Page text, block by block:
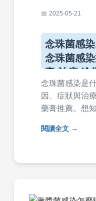
2025-05-21
念珠菌感
念珠菌感
膏,治療,途
念珠菌感染是
因、症狀與治
藥膏推薦。想
完整解析念珠
閱讀全文